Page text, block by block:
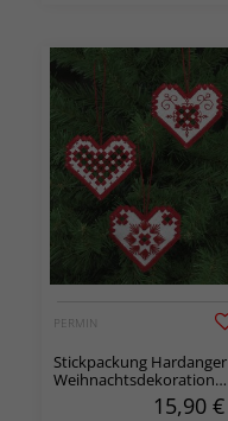
PERMIN
Stickpackung Hardanger
Weihnachtsdekoration
Herzen 3-er Pack15,90 €